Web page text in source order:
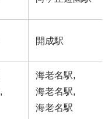
開成駅
海老名駅,
海老名駅,
海老名駅